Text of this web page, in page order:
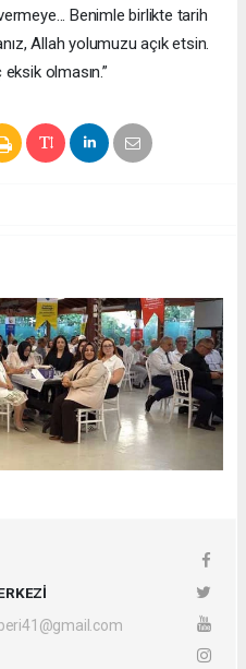
Benimle birlikte tarih
Allah yolumuzu açık etsin.
olmasın.”